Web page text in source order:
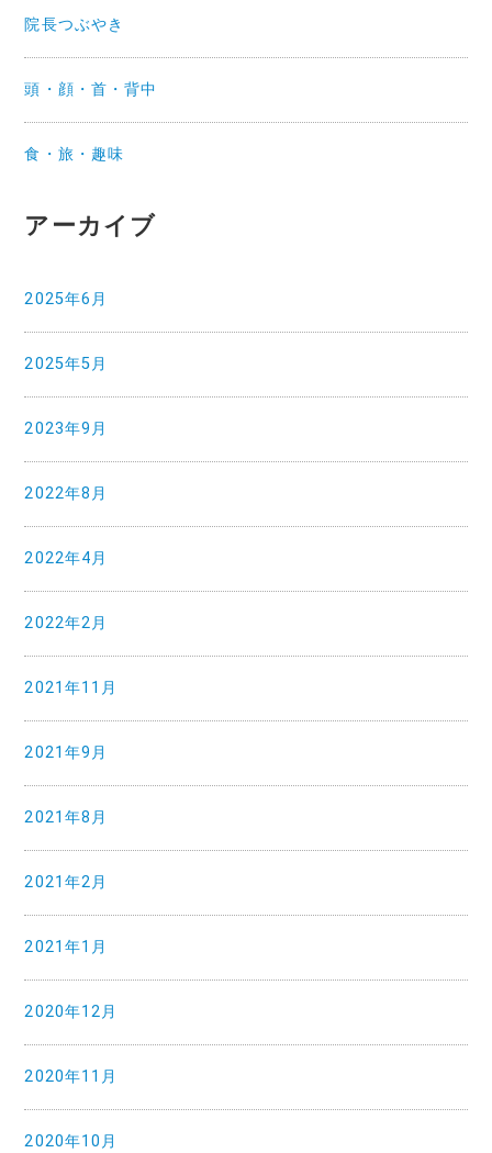
院長つぶやき
頭・顔・首・背中
食・旅・趣味
アーカイブ
2025年6月
2025年5月
2023年9月
2022年8月
2022年4月
2022年2月
2021年11月
2021年9月
2021年8月
2021年2月
2021年1月
2020年12月
2020年11月
2020年10月